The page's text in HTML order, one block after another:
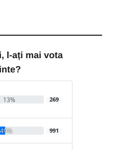
l-ați mai vota
13% 269
49% 991